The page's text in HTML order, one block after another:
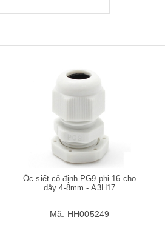
Ốc siết cố định PG9 phi 16 cho
dây 4-8mm - A3H17
Mã: HH005249
Mua hàng